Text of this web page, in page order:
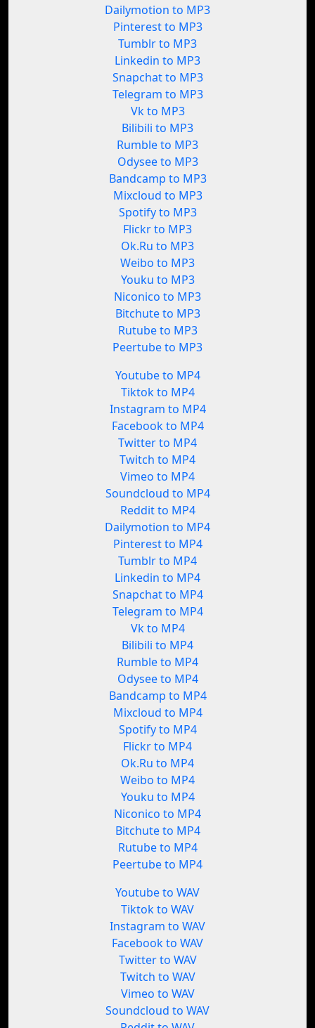
Dailymotion to MP3
Pinterest to MP3
Tumblr to MP3
Linkedin to MP3
Snapchat to MP3
Telegram to MP3
Vk to MP3
Bilibili to MP3
Rumble to MP3
Odysee to MP3
Bandcamp to MP3
Mixcloud to MP3
Spotify to MP3
Flickr to MP3
Ok.Ru to MP3
Weibo to MP3
Youku to MP3
Niconico to MP3
Bitchute to MP3
Rutube to MP3
Peertube to MP3
Youtube to MP4
Tiktok to MP4
Instagram to MP4
Facebook to MP4
Twitter to MP4
Twitch to MP4
Vimeo to MP4
Soundcloud to MP4
Reddit to MP4
Dailymotion to MP4
Pinterest to MP4
Tumblr to MP4
Linkedin to MP4
Snapchat to MP4
Telegram to MP4
Vk to MP4
Bilibili to MP4
Rumble to MP4
Odysee to MP4
Bandcamp to MP4
Mixcloud to MP4
Spotify to MP4
Flickr to MP4
Ok.Ru to MP4
Weibo to MP4
Youku to MP4
Niconico to MP4
Bitchute to MP4
Rutube to MP4
Peertube to MP4
Youtube to WAV
Tiktok to WAV
Instagram to WAV
Facebook to WAV
Twitter to WAV
Twitch to WAV
Vimeo to WAV
Soundcloud to WAV